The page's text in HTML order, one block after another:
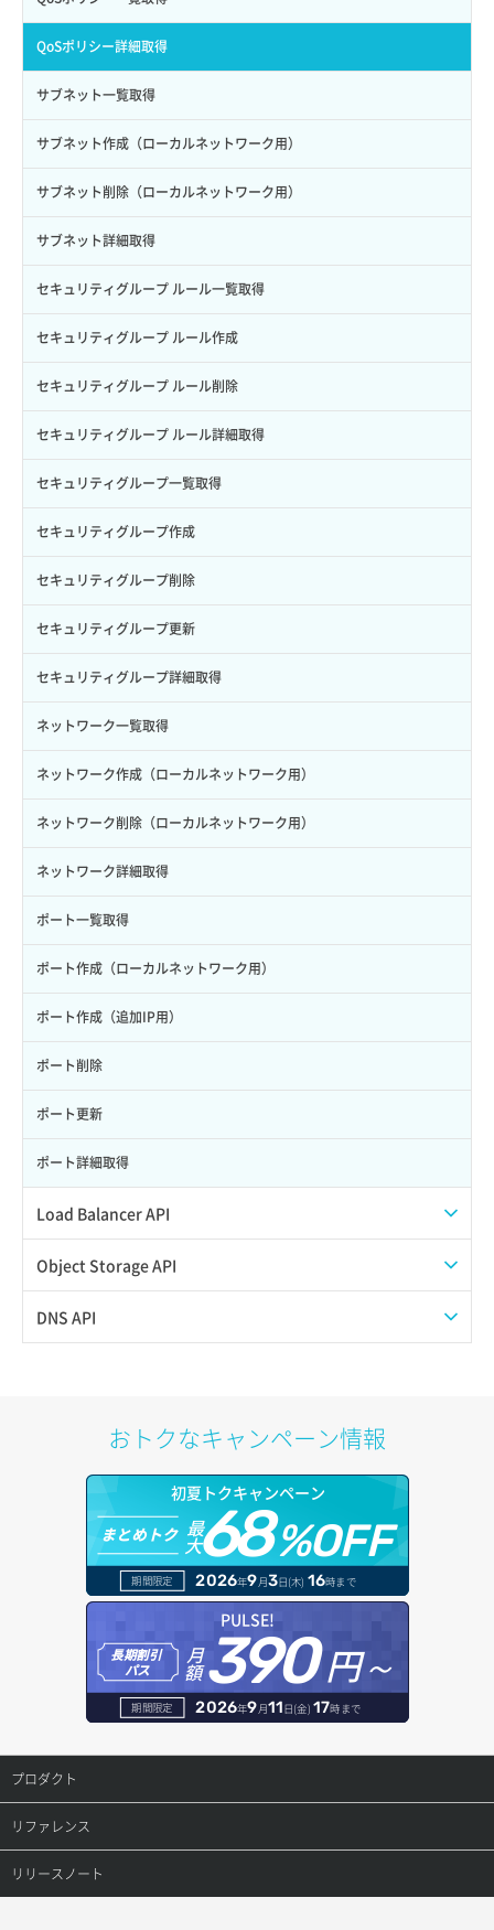
スナップショット詳細一覧取得
スナップショット詳細取得（アイテム指定）
バックアップリストア
バックアップ一覧取得
バックアップ詳細一覧取得
バックアップ詳細取得
ボリュームイメージ保存
ボリュームタイプ一覧取得
ボリュームタイプ詳細取得
ボリューム一覧取得
ボリューム作成
ボリューム削除
ボリューム更新
ボリューム詳細一覧取得
ボリューム詳細取得
自動バックアップ有効化
自動バックアップ無効化
イメージ保存使用量取得
イメージ保存容量取得
イメージ保存容量変更
イメージ削除
イメージ詳細取得
SSHキーペア作成
SSHキーペア削除
SSHキーペア詳細取得
アタッチ済みポート一覧取得
アタッチ済みポート詳細取得
アタッチ済みボリューム一覧
アタッチ済みボリューム詳細取得
コンソールURL発行
サーバーに紐づくアドレス取得
サーバーに紐づくアドレス取得（ネットワーク指定）
サーバーに紐づくセキュリティグループ取得
サーバープラン一覧取得
サーバープラン変更
サーバープラン詳細一覧取得
サーバープラン詳細取得
サーバーメタデータ取得
サーバーメタデータ更新（ネームタグ変更）
サーバー一覧取得
サーバー作成
サーバー再構築（OS再インストール）
サーバー利用状況グラフ（CPU）
サーバー利用状況グラフ（ディスクIO）
サーバー利用状況グラフ（トラフィック）
サーバー削除
サーバー操作（起動/停止/再起動/強制停止）
サーバー設定切替
ポートデタッチ
ボリュームアタッチ
ボリュームデタッチ
QoSポリシー詳細取得
サブネット一覧取得
サブネット作成（ローカルネットワーク用）
サブネット削除（ローカルネットワーク用）
サブネット詳細取得
セキュリティグループ ルール一覧取得
セキュリティグループ ルール作成
セキュリティグループ ルール削除
セキュリティグループ ルール詳細取得
セキュリティグループ一覧取得
セキュリティグループ作成
セキュリティグループ削除
セキュリティグループ更新
セキュリティグループ詳細取得
ネットワーク一覧取得
ネットワーク作成（ローカルネットワーク用）
ネットワーク削除（ローカルネットワーク用）
ネットワーク詳細取得
ポート一覧取得
ポート作成（ローカルネットワーク用）
ポート作成（追加IP用）
ポート削除
ポート更新
ポート詳細取得
Load Balancer API
プール一覧取得
プール作成
ヘルスモニタ一覧取得
ヘルスモニタ作成
ヘルスモニタ削除
ヘルスモニタ更新
ヘルスモニタ詳細取得
メンバー更新
メンバー詳細取得
Object Storage API
Web公開
オブジェクトダウンロード
オブジェクトバージョン管理
オブジェクト一覧取得
オブジェクト削除
オブジェクト削除予約
オブジェクト複製
オブジェクト詳細取得
コンテナ一覧取得
コンテナ作成
DNS API
ドメイン情報登録
ドメイン詳細取得
レコード一覧取得
レコード作成
レコード更新
レコード詳細取得
おトクなキャンペーン情報
初夏トクキャンペーン
まとめトク 最
大68%OFF
期間限定 2026年9月3日(木) 16時まで
PULSE!
長期割引
パス
月
額390円～
期間限定 2026年9月11日(金) 17時まで
プロダクト
プロダクトトップ
ConoHa VPS(Ver.3.0)
リファレンス
リファレンストップ
リリースノート